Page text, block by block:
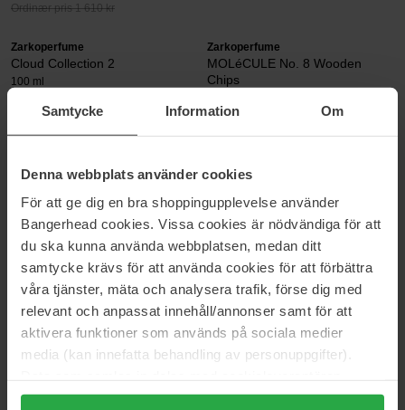
Samtycke Information Om
Denna webbplats använder cookies
För att ge dig en bra shoppingupplevelse använder
Bangerhead cookies. Vissa cookies är nödvändiga för att
du ska kunna använda webbplatsen, medan ditt
samtycke krävs för att använda cookies för att förbättra
våra tjänster, mäta och analysera trafik, förse dig med
relevant och anpassat innehåll/annonser samt för att
aktivera funktioner som används på sociala medier
media (kan innefatta behandling av personuppgifter).
Genom att trycka på "Tillåt alla cookies" accepterar du
Ordinær pris 1 610 kr
Zarkoperfume
Cloud Collection 2
100 ml
Ordinær pris 3 231 kr
Zarkoperfume
MOLéCULE No. 8 Wooden
Chips
Ordinær pris 1 610 kr
Zarkoperfume
Youth
1 449 kr
Zarkoperfume
Midnight Oil
100 ml
1 490 kr
Zarkoperfume
Cloud Collection
100 ml
2 908 kr
Zarkoperfume
Cloud Collection No.4
100 ml
2 908 kr